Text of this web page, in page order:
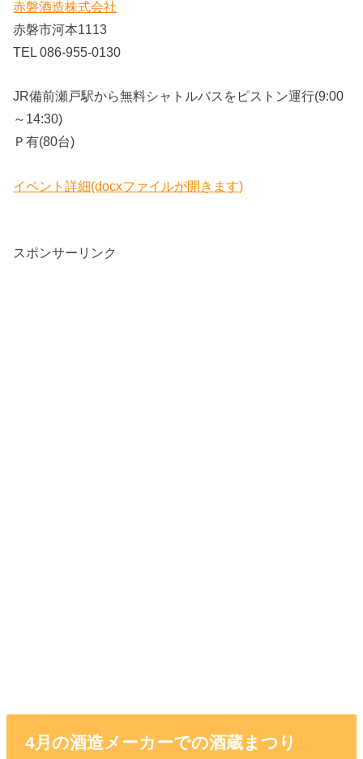
赤磐酒造株式会社
赤磐市河本1113
TEL 086-955-0130
JR備前瀬戸駅から無料シャトルバスをピストン運行(9:00
～14:30)
Ｐ有(80台)
イベント詳細(docxファイルが開きます)
スポンサーリンク
4月の酒造メーカーでの酒蔵まつり